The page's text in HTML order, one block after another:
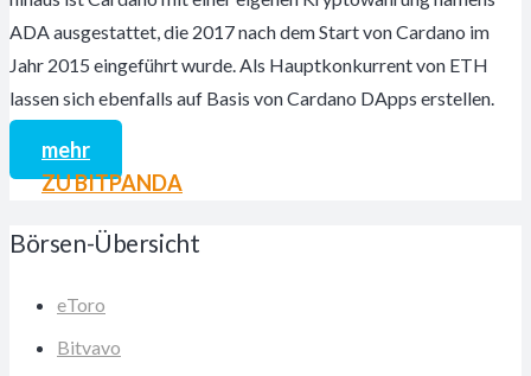
ADA ausgestattet, die 2017 nach dem Start von Cardano im
Jahr 2015 eingeführt wurde. Als Hauptkonkurrent von ETH
lassen sich ebenfalls auf Basis von Cardano DApps erstellen.
mehr
ZU BITPANDA
Börsen-Übersicht
eToro
Bitvavo